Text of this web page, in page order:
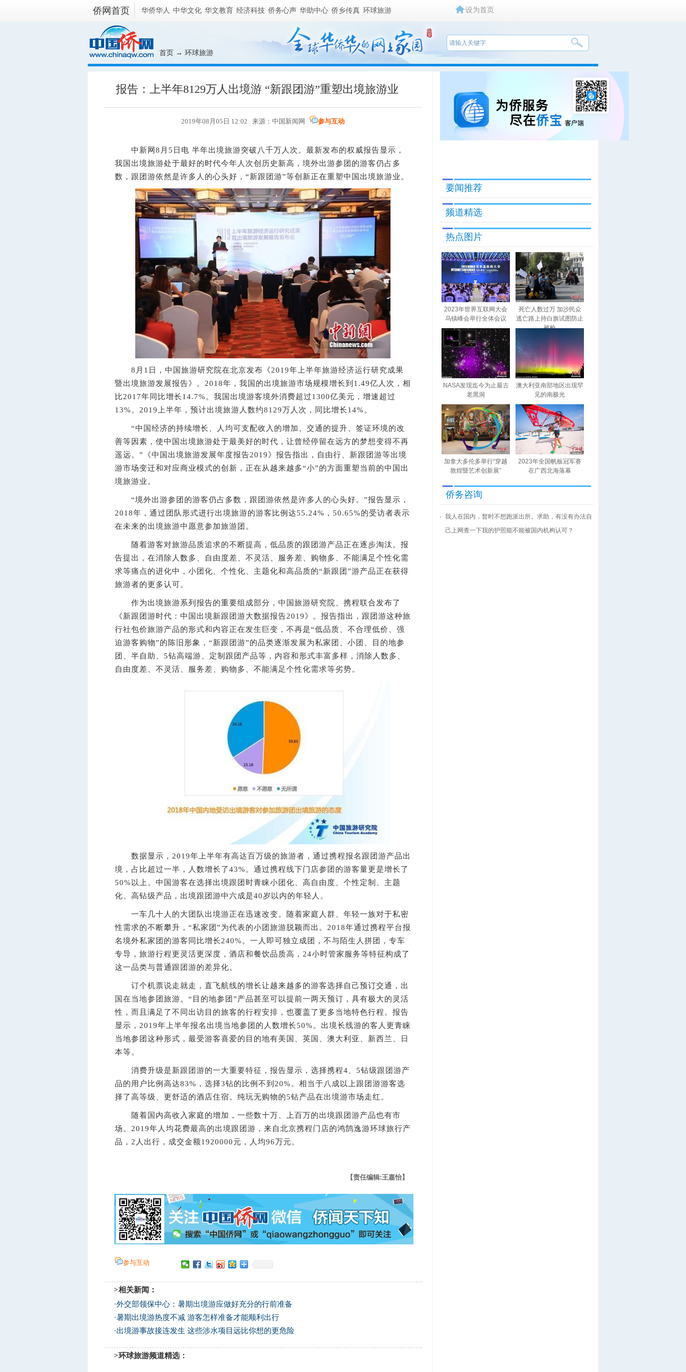
侨网首页 华侨华人 中华文化 华文教育 经济科技 侨务心声 华助中心 侨乡传真 环球旅游 设为首页
首页 → 环球旅游
报告：上半年8129万人出境游 “新跟团游”重塑出境旅游业
2019年08月05日 12:02 来源：中国新闻网 参与互动
中新网 8月5日电 半年出境旅游突破八千万人次。最新发布的权威报告显示，
我国出境旅游处于最好的时代今年人次创历史新高，境外出游参团的游客仍占多
数，跟团游依然是许多人的心头好，“新跟团游”等创新正在重塑中国出境旅游业。
8月1日，中国旅游研究院在北京发布《2019年上半年旅游经济运行研究成果
暨出境旅游发展报告》。2018年，我国的出境旅游市场规模增长到1.49亿人次，相
比2017年同比增长14.7%。我国出境游客境外消费超过1300亿美元，增速超过
13%。2019上半年，预计出境旅游人数约8129万人次，同比增长14%。
“中国经济的持续增长、人均可支配收入的增加、交通的提升、签证环境的改
善等因素，使中国出境旅游处于最美好的时代，让曾经停留在远方的梦想变得不再
遥远。”《中国出境旅游发展年度报告2019》报告指出，自由行、新跟团游等出境
游市场变迁和对应商业模式的创新，正在从越来越多“小”的方面重塑当前的中国出
境旅游业。
“境外出游参团的游客仍占多数，跟团游依然是许多人的心头好。”报告显示，
2018年，通过团队形式进行出境旅游的游客比例达55.24%，50.65%的受访者表示
在未来的出境旅游中愿意参加旅游团。
随着游客对旅游品质追求的不断提高，低品质的跟团游产品正在逐步淘汰。报
告提出，在消除人数多、自由度差、不灵活、服务差、购物多、不能满足个性化需
求等痛点的进化中，小团化、个性化、主题化和高品质的“新跟团”游产品正在获得
旅游者的更多认可。
作为出境旅游系列报告的重要组成部分，中国旅游研究院、携程联合发布了
《新跟团游时代：中国出境新跟团游大数据报告2019》。报告指出，跟团游这种旅
行社包价旅游产品的形式和内容正在发生巨变，不再是“低品质、不合理低价、强
迫游客购物”的陈旧形象，“新跟团游”的品类逐渐发展为私家团、小团、目的地参
团、半自助、5钻高端游、定制跟团产品等，内容和形式丰富多样，消除人数多、
自由度差、不灵活、服务差、购物多、不能满足个性化需求等劣势。
数据显示，2019年上半年有高达百万级的旅游者，通过携程报名跟团游产品出
境，占比超过一半，人数增长了43%。通过携程线下门店参团的游客量更是增长了
50%以上。中国游客在选择出境跟团时青睐小团化、高自由度、个性定制、主题
化、高钻级产品，出境跟团游中六成是40岁以内的年轻人。
一车几十人的大团队出境游正在迅速改变。随着家庭人群、年轻一族对于私密
性需求的不断攀升，“私家团”为代表的小团旅游脱颖而出。2018年通过携程平台报
名境外私家团的游客同比增长240%。一人即可独立成团，不与陌生人拼团，专车
专导，旅游行程更灵活更深度，酒店和餐饮品质高，24小时管家服务等特征构成了
这一品类与普通跟团游的差异化。
订个机票说走就走，直飞航线的增长让越来越多的游客选择自己预订交通，出
国在当地参团旅游。“目的地参团”产品甚至可以提前一两天预订，具有极大的灵活
性，而且满足了不同出访目的旅客的行程安排，也覆盖了更多当地特色行程。报告
显示，2019年上半年报名出境当地参团的人数增长50%。出境长线游的客人更青睐
当地参团这种形式，最受游客喜爱的目的地有美国、英国、澳大利亚、新西兰、日
本等。
消费升级是新跟团游的一大重要特征，报告显示，选择携程4、5钻级跟团游产
品的用户比例高达83%，选择3钻的比例不到20%。相当于八成以上跟团游游客选
择了高等级、更舒适的酒店住宿。纯玩无购物的5钻产品在出境游市场走红。
随着国内高收入家庭的增加，一些数十万、上百万的出境跟团游产品也有市
场。2019年人均花费最高的出境跟团游，来自北京携程门店的鸿鹄逸游环球旅行产
品，2人出行，成交金额1920000元，人均96万元。
【责任编辑:王嘉怡】
参与互动
>相关新闻：
·外交部领保中心：暑期出境游应做好充分的行前准备
·暑期出境游热度不减 游客怎样准备才能顺利出行
·出境游事故接连发生 这些涉水项目远比你想的更危险
>环球旅游频道精选：
要闻推荐
频道精选
热点图片
2023年世界互联网大会
乌镇峰会举行全体会议
死亡人数过万 加沙民众
逃亡路上持白旗试图防止
被枪
NASA发现迄今为止最古
老黑洞
澳大利亚南部地区出现罕
见的南极光
加拿大多伦多举行“穿越
敦煌暨艺术创新展”
2023年全国帆板冠军赛
在广西北海落幕
侨务咨询
我人在国内，暂时不想跑派出所。求助，有没有办法自
己上网查一下我的护照能不能被国内机构认可？